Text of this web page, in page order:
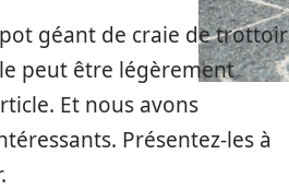
géant de craie de trottoir
peut être légèrement
Et nous avons
Présentez-les à